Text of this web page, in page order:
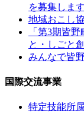
を募集しま
地域おこし
「第3期皆
と・しごと
みんなで皆
国際交流事業
特定技能所